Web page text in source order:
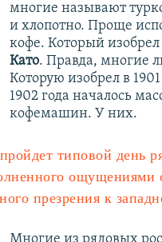
многие называют
и хлопотно. Проще
кофе. Который
Като. Правда, многие
Которую изобрел в
1902 года началось
кофемашин. У них.
типовой день
ощущениями
презрения к